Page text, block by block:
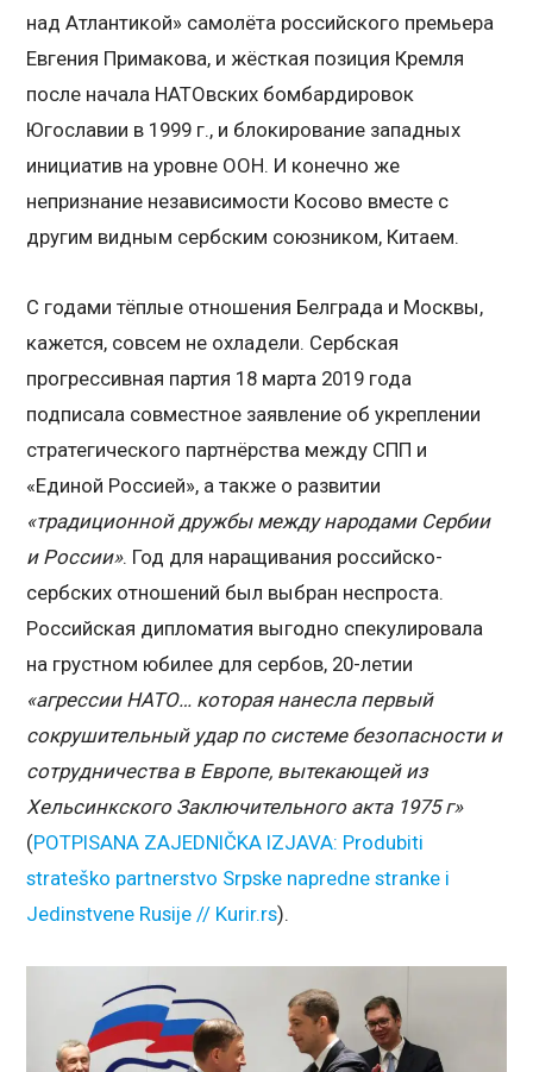
над Атлантикой» самолёта российского премьера
Евгения Примакова, и жёсткая позиция Кремля
после начала НАТОвских бомбардировок
Югославии в 1999 г., и блокирование западных
инициатив на уровне ООН. И конечно же
непризнание независимости Косово вместе с
другим видным сербским союзником, Китаем.
С годами тёплые отношения Белграда и Москвы,
кажется, совсем не охладели. Сербская
прогрессивная партия 18 марта 2019 года
подписала совместное заявление об укреплении
стратегического партнёрства между СПП и
«Единой Россией», а также о развитии
«традиционной дружбы между народами Сербии
и России». Год для наращивания российско-
сербских отношений был выбран неспроста.
Российская дипломатия выгодно спекулировала
на грустном юбилее для сербов, 20-летии
«агрессии НАТО… которая нанесла первый
сокрушительный удар по системе безопасности и
сотрудничества в Европе, вытекающей из
Хельсинкского Заключительного акта 1975 г»
(POTPISANA ZAJEDNIČKA IZJAVA: Produbiti
strateško partnerstvo Srpske napredne stranke i
Jedinstvene Rusije // Kurir.rs).